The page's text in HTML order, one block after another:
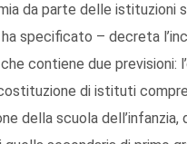
da parte delle istituzioni
specificato – decreta
contiene due previsioni:
di istituti
della scuola